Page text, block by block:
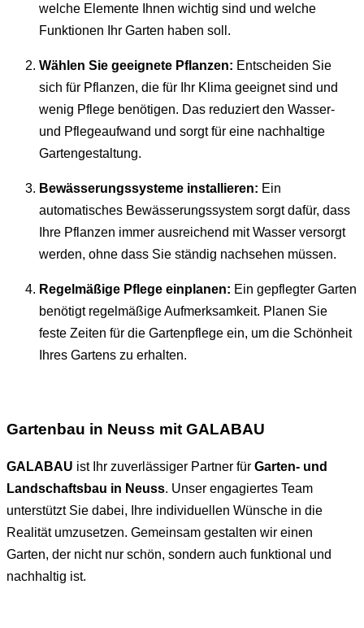
welche Elemente Ihnen wichtig sind und welche
Funktionen Ihr Garten haben soll.
Wählen Sie geeignete Pflanzen: Entscheiden Sie
sich für Pflanzen, die für Ihr Klima geeignet sind und
wenig Pflege benötigen. Das reduziert den Wasser-
und Pflegeaufwand und sorgt für eine nachhaltige
Gartengestaltung.
Bewässerungssysteme installieren: Ein
automatisches Bewässerungssystem sorgt dafür, dass
Ihre Pflanzen immer ausreichend mit Wasser versorgt
werden, ohne dass Sie ständig nachsehen müssen.
Regelmäßige Pflege einplanen: Ein gepflegter Garten
benötigt regelmäßige Aufmerksamkeit. Planen Sie
feste Zeiten für die Gartenpflege ein, um die Schönheit
Ihres Gartens zu erhalten.
Gartenbau in Neuss mit GALABAU
GALABAU ist Ihr zuverlässiger Partner für Garten- und
Landschaftsbau in Neuss. Unser engagiertes Team
unterstützt Sie dabei, Ihre individuellen Wünsche in die
Realität umzusetzen. Gemeinsam gestalten wir einen
Garten, der nicht nur schön, sondern auch funktional und
nachhaltig ist.